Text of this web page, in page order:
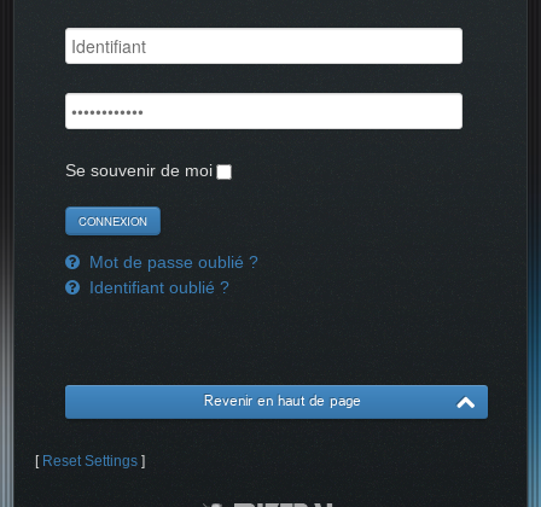
Se souvenir de moi
Mot de passe oublié ?
Identifiant oublié ?
Revenir en haut de page
[ Reset Settings ]